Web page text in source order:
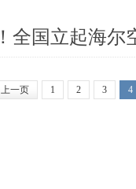
全国立起海尔
上一页 1 2 3 4